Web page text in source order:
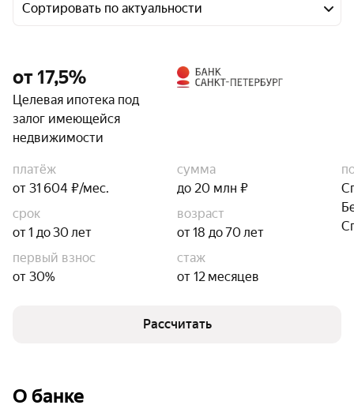
Сортировать по актуальности
от 17,5%
Целевая ипотека под
залог имеющейся
недвижимости
платёж
от 31 604 ₽/мес.
сумма
до 20 млн ₽
срок
от 1 до 30 лет
возраст
от 18 до 70 лет
первый взнос
от 30%
стаж
от 12 месяцев
Рассчитать
О банке